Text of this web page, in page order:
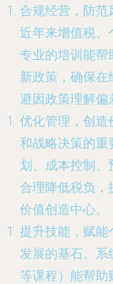
合规经营，防范
近年来增值税、
专业的培训能帮
新政策，确保
避因政策理解偏
优化管理，创造
和战略决策的重
划、成本控制、
合理降低税负，
价值创造中心。
提升技能，赋能
发展的基石。系
等课程）能帮